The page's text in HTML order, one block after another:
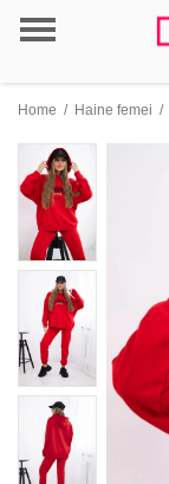
Home / Haine femei /